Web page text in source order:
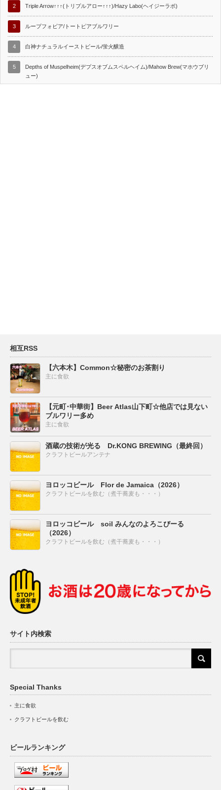
2 Triple Arrow↑↑↑(トリプルアロー↑↑↑)/Hazy Labo(ヘイジーラボ)
3 ループフォビア/トートピアブルワリー
4 白神ナチュラルイーストビール/蛍火醸造
5
Depths of Muspelheim(デプスオブムスペルヘイム)/Mahow Brew(マホウブリ
ュー)
相互RSS
【六本木】Common☆秘密のお茶割り
主に食欲
【元町･中華街】Beer Atlas山下町☆他店では見ない
ブルワリー多め
主に食欲
酒蔵の技術が光る Dr.KONG BREWING（最終回）
クラフトビールアンテナ
ヨロッコビール Flor de Jamaica（2026）
クラフトビールを飲む（煮干蕎麦も・・・）
ヨロッコビール soil みんなのよろこびーる
（2026）
クラフトビールを飲む（煮干蕎麦も・・・）
サイト内検索
Special Thanks
主に食欲
クラフトビールを飲む
ビールランキング